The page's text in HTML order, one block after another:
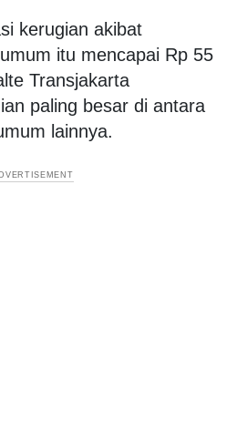
kerugian akibat
itu mencapai Rp 55
Transjakarta
paling besar di antara
lainnya.